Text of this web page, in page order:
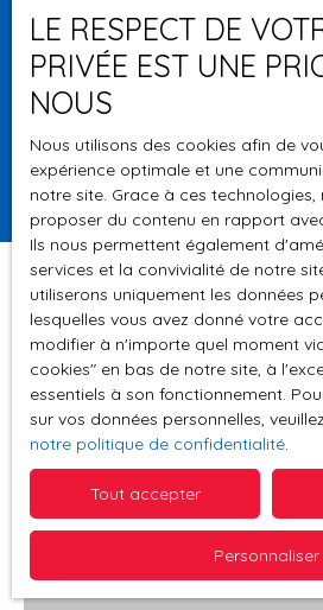
Estimation
Budget max (€)
Surface min (m²)
Pertinence
Trier par
LE RESPECT DE
PRIVÉE EST UNE
NOUS
Nous utilisons des cookies afin de
expérience optimale et une
notre site. Grace à ces technologies,
proposer du contenu en rapport
Ils nous permettent également
services et la convivialité de notre
utiliserons uniquement les données
lesquelles vous avez donné votre
modifier à n'importe quel moment
cookies″ en bas de notre site, à
essentiels à son fonctionnement.
sur vos données personnelles,
notre politique de confidentialité.
Tout accepter
Personnaliser